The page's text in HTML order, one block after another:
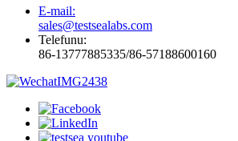
E-mail:
sales@testsealabs.com
Telefunu:
86-13777885335/86-57188600160